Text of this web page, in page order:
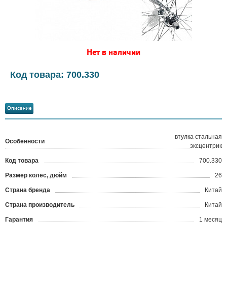
Нет в наличии
Код товара: 700.330
Описание
Особенности
втулка стальная
эксцентрик
Код товара 700.330
Размер колес, дюйм 26
Страна бренда Китай
Страна производитель Китай
Гарантия 1 месяц